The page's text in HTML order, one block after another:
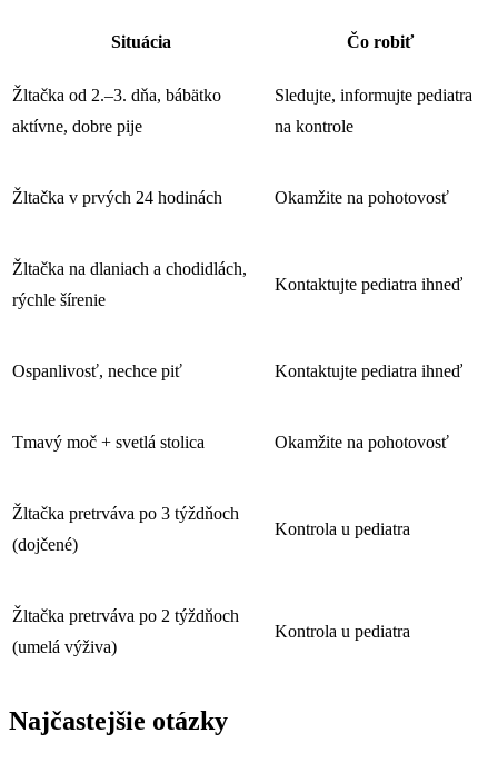
Situácia Čo robiť
Žltačka od 2.–3. dňa, bábätko
aktívne, dobre pije
Sledujte, informujte pediatra
na kontrole
Žltačka v prvých 24 hodinách Okamžite na pohotovosť
Žltačka na dlaniach a chodidlách,
rýchle šírenie
Kontaktujte pediatra ihneď
Ospanlivosť, nechce piť Kontaktujte pediatra ihneď
Tmavý moč + svetlá stolica Okamžite na pohotovosť
Žltačka pretrváva po 3 týždňoch
(dojčené)
Kontrola u pediatra
Žltačka pretrváva po 2 týždňoch
(umelá výživa)
Kontrola u pediatra
Najčastejšie otázky